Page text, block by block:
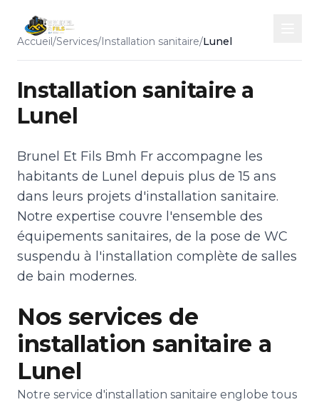
Accueil/Services/Installation sanitaire/Lunel
Installation sanitaire a
Lunel
Brunel Et Fils Bmh Fr accompagne les
habitants de Lunel depuis plus de 15 ans
dans leurs projets d'installation sanitaire.
Notre expertise couvre l'ensemble des
équipements sanitaires, de la pose de WC
suspendu à l'installation complète de salles
de bain modernes.
Nos services de
installation sanitaire a
Lunel
Notre service d'installation sanitaire englobe tous